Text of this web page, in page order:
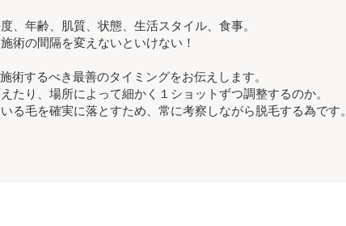
、年齢、肌質、状態、生活スタイル、食事。
術の間隔を変えないといけない！
するべき最善のタイミングをお伝えします。
たり、場所によって細かく１ショットずつ調整するのか。
る毛を確実に落とすため、常に考察しながら脱毛する為です。